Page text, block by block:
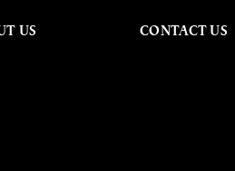
US CONTACT US